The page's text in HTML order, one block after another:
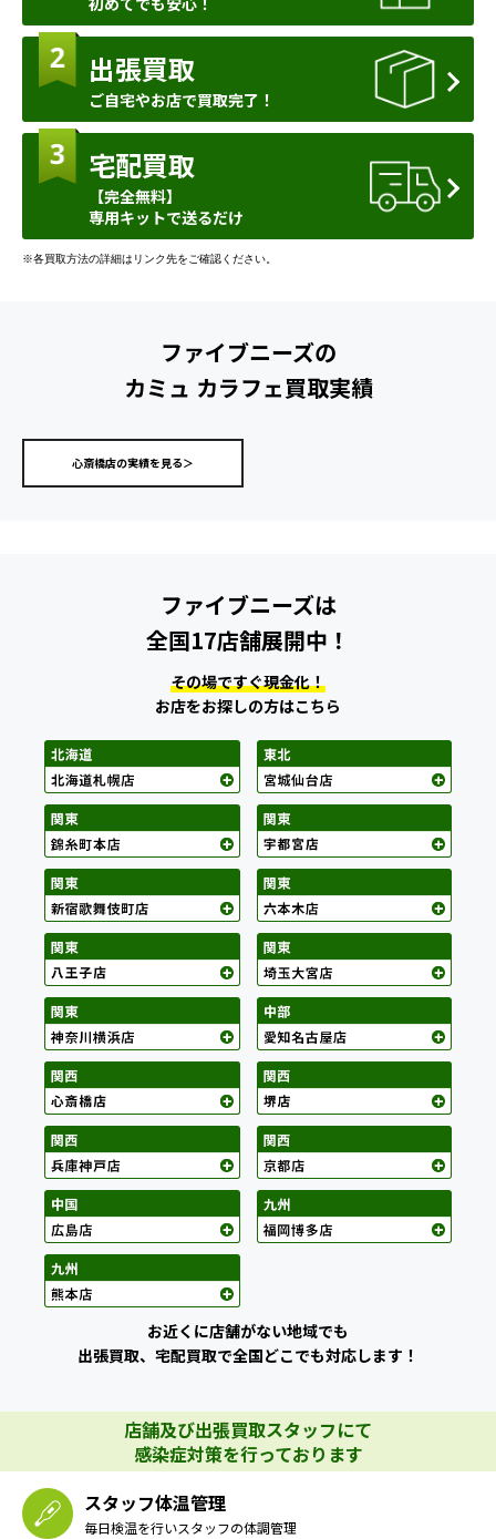
出張買取
ご自宅やお店で買取完了！
宅配買取
【完全無料】
専用キットで送るだけ
※各買取方法の詳細はリンク先をご確認ください。
ファイブニーズの
カミュ カラフェ買取実績
心斎橋店の実績を見る＞
ファイブニーズは
全国17店舗展開中！
その場ですぐ現金化！
お店をお探しの方はこちら
お近くに店舗がない地域でも
出張買取、宅配買取で全国どこでも対応します！
店舗及び出張買取スタッフにて
感染症対策を行っております
スタッフ体温管理
毎日検温を行いスタッフの体調管理